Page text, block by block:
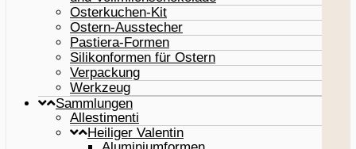
Osterkuchen-Kit
Ostern-Ausstecher
Pastiera-Formen
Silikonformen für Ostern
Verpackung
Werkzeug
Sammlungen
Allestimenti
Heiliger Valentin